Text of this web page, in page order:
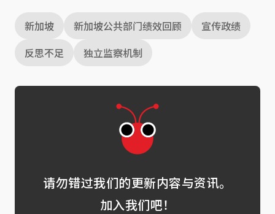
新加坡 新加坡公共部门绩效回顾
宣传政绩
反思不足
独立监察机制
请勿错过我们的更新内容与资讯。
加入我们吧！